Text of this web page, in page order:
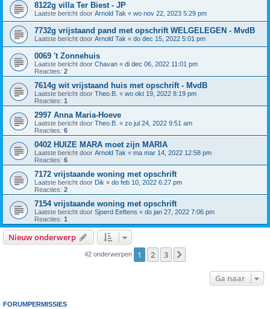
8122g villa Ter Biest - JP
Laatste bericht door Arnold Tak « wo nov 22, 2023 5:29 pm
7732g vrijstaand pand met opschrift WELGELEGEN - MvdB
Laatste bericht door Arnold Tak « do dec 15, 2022 5:01 pm
0069 't Zonnehuis
Laatste bericht door Chavan « di dec 06, 2022 11:01 pm
Reacties: 2
7614g wit vrijstaand huis met opschrift - MvdB
Laatste bericht door Theo.B. « wo okt 19, 2022 8:19 pm
Reacties: 1
2997 Anna Maria-Hoeve
Laatste bericht door Theo.B. « zo jul 24, 2022 9:51 am
Reacties: 6
0402 HUIZE MARA moet zijn MARIA
Laatste bericht door Arnold Tak « ma mar 14, 2022 12:58 pm
Reacties: 6
7172 vrijstaande woning met opschrift
Laatste bericht door Dik « do feb 10, 2022 6:27 pm
Reacties: 2
7154 vrijstaande woning met opschrift
Laatste bericht door Sjoerd Eeftens « do jan 27, 2022 7:06 pm
Reacties: 1
Nieuw onderwerp
42 onderwerpen 1 2 3
Ga naar
FORUMPERMISSIES